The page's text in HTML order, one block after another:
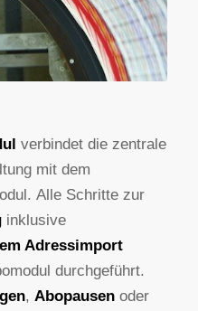
verbindet die zentrale
mit dem
Alle Schritte zur
inklusive
Adressimport
durchgeführt.
, Abopausenoder